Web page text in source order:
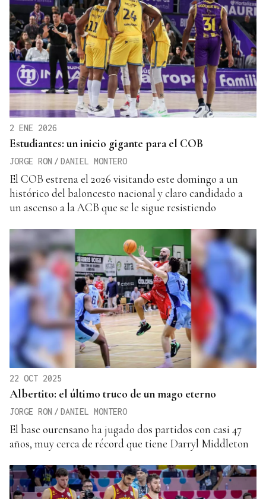
2 ENE 2026
Estudiantes: un inicio gigante para el COB
JORGE RON / DANIEL MONTERO
El COB estrena el 2026 visitando este domingo a un
histórico del baloncesto nacional y claro candidado a
un ascenso a la ACB que se le sigue resistiendo
22 OCT 2025
Albertito: el último truco de un mago eterno
JORGE RON / DANIEL MONTERO
El base ourensano ha jugado dos partidos con casi 47
años, muy cerca de récord que tiene Darryl Middleton